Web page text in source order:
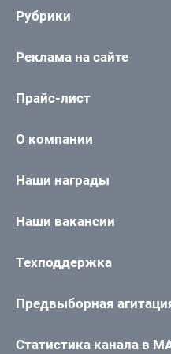
Рубрики
Реклама на сайте
Прайс-лист
О компании
Наши награды
Наши вакансии
Техподдержка
Предвыборная
Статистика канала в